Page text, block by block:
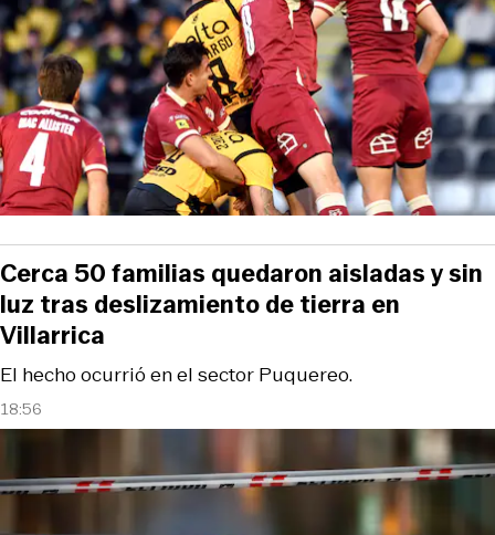
18:56
El hecho ocurrió en el sector Puquereo.
Cerca 50 familias quedaron aisladas y sin
luz tras deslizamiento de tierra en
Villarrica